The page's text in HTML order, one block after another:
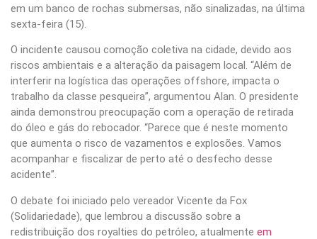
em um banco de rochas submersas, não sinalizadas, na última
sexta-feira (15).
O incidente causou comoção coletiva na cidade, devido aos
riscos ambientais e a alteração da paisagem local. “Além de
interferir na logística das operações offshore, impacta o
trabalho da classe pesqueira”, argumentou Alan. O presidente
ainda demonstrou preocupação com a operação de retirada
do óleo e gás do rebocador. “Parece que é neste momento
que aumenta o risco de vazamentos e explosões. Vamos
acompanhar e fiscalizar de perto até o desfecho desse
acidente”.
O debate foi iniciado pelo vereador Vicente da Fox
(Solidariedade), que lembrou a discussão sobre a
redistribuição dos royalties do petróleo, atualmente em